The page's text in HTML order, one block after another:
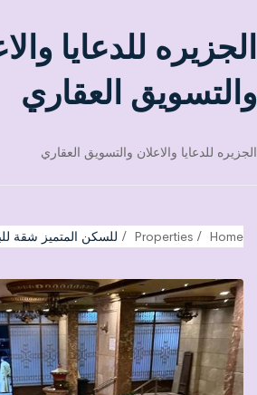
الجزيره للدعايا
والتسويق العقاري
الجزيره للدعايا والاعلان والتسويق العقاري
Home
Properties للسكن المتميز شقة